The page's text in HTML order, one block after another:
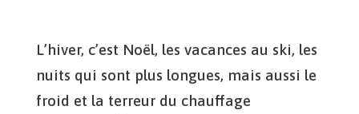
L’hiver, c’est Noël, les vacances au ski, les
nuits qui sont plus longues, mais aussi le
froid et la terreur du chauffage